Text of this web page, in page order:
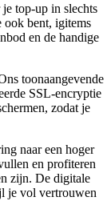
top-up in slechts
ook bent, igitems
en de handige
toonaangevende
SSL-encryptie
zodat je
naar een hoger
en profiteren
zijn. De digitale
je vol vertrouwen